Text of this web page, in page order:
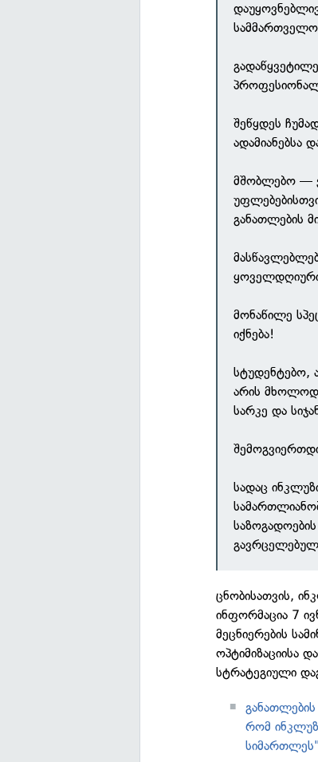
შეწყდეს
ადამიანებსა
მშობლებო —
განათლების
მონაწილე
იქნება!
სტუდენტებო,
არის მხოლოდ
სარკე და
სადაც
გავრცელებულ
ცნობისათვის,
ინფორმაცია 7
მეცნიერების
ოპტიმიზაციისა
სტრატეგიული
რომ
სიმართლეს"